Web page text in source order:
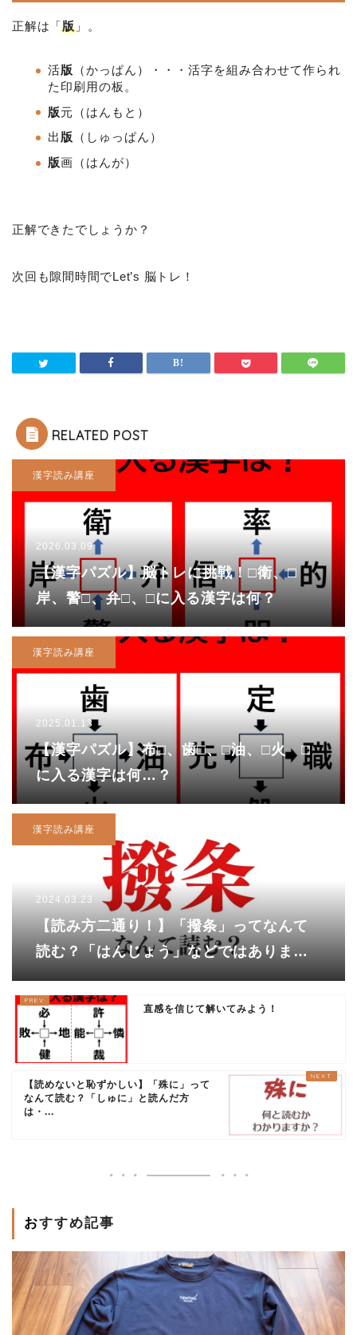
正解は「版」。
活版
（かっぱん）・・・活字を組み合わせて作られ
た印刷用の板。
版元（はんもと）
出 版
（しゅっぱん）
版画（はんが）
正解できたでしょうか？
次回も隙間時間でLet’s 脳トレ！
RELATED POST
漢字読み講座
2026.03.09
【漢字パズル】脳トレに挑戦！□衛、□
岸、警□、弁□、□に入る漢字は何？
漢字読み講座
2025.01.13
【漢字パズル】布□、歯□、□油、□火 □
に入る漢字は何…？
漢字読み講座
2024.03.23
【読み方二通り！】「撥条」ってなんて
読む？「はんじょう」などではありませ
ん。正解は……
直感を信じて解いてみよう！
【読めないと恥ずかしい】「殊に」って
なんて読む？「しゅに」と読んだ方
は・...
おすすめ記事